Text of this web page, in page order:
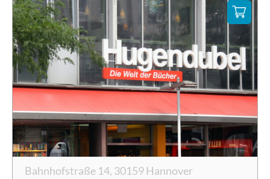
Bahnhofstraße 14, 30159 Hannover